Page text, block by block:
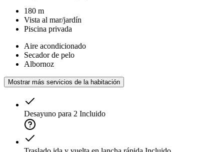
180 m
Vista al mar/jardín
Piscina privada
Aire acondicionado
Secador de pelo
Albornoz
Mostrar más servicios de la habitación
Desayuno para 2 Incluido